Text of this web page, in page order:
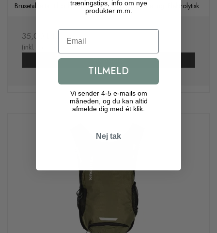
Brusetabletter til drikkeflasken. Modvirker dehydrering. Elektrolytisk
35,00 DKK
(inkl. moms)
Vis produkt
træningstips, info om nye
produkter m.m.
Email
TILMELD
Vi sender 4-5 e-mails om
måneden, og du kan altid
afmelde dig med ét klik.
Nej tak